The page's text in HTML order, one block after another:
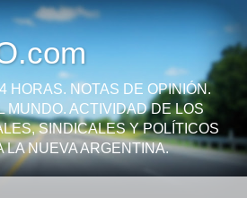
HORAS. NOTAS DE OPINIÓN.
MUNDO. ACTIVIDAD DE LOS
SINDICALES Y POLÍTICOS
LA NUEVA ARGENTINA.